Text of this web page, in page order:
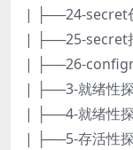
| ├──24-secret
| ├──25-secret
| ├──26-
| ├──3-就绪性
| ├──4-就绪性
| ├──5-存活性